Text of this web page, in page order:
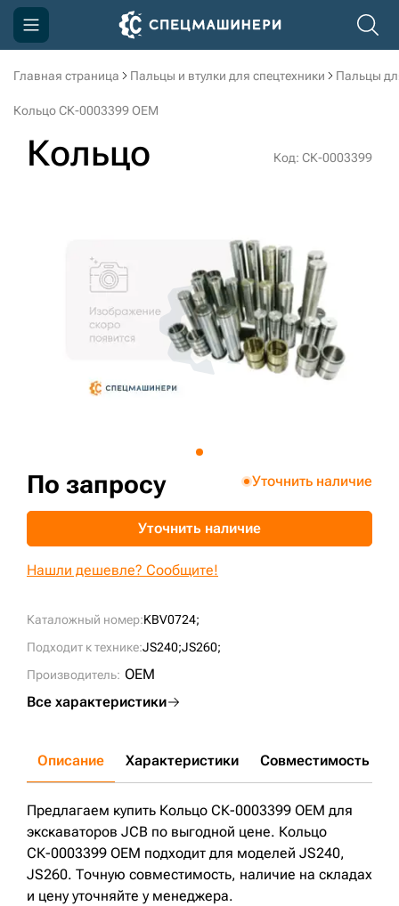
Главная страница Пальцы и втулки для спецтехники Пальцы
Кольцо СК-0003399 OEM
Кольцо Код: СК-0003399
Каталожный номер:KBV0724;
Подходит к технике:JS240;JS260;
Производитель: OEM
Все характеристики
По запросу Уточнить наличие
Уточнить наличие
Нашли дешевле? Сообщите!
Описание Характеристики Совместимость
Предлагаем купить Кольцо СК-0003399 OEM для
экскаваторов JCB по выгодной цене. Кольцо
СК-0003399 OEM подходит для моделей JS240,
JS260. Точную совместимость, наличие на складах
и цену уточняйте у менеджера.
Компания
Доставка и оплата
3D тур по производству
3D тур по складам
sksale@skdst.ru